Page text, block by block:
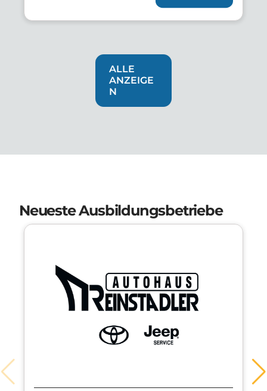
jeden Verein, jedes Start-up und alle
Freiberuflichen die Grundlage der
ALLE
ANZEIGE
N
Neueste Ausbildungsbetriebe